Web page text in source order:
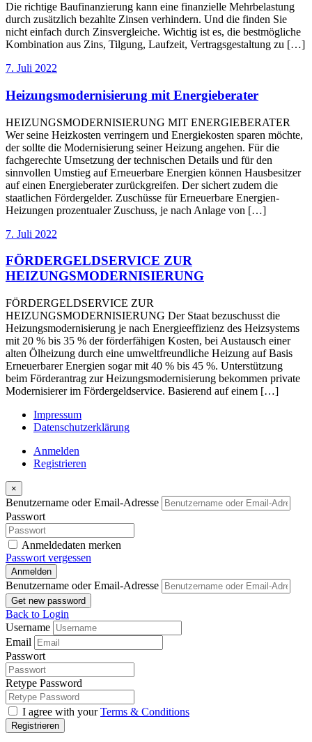
Die richtige Baufinanzierung kann eine finanzielle Mehrbelastung
durch zusätzlich bezahlte Zinsen verhindern. Und die finden Sie
nicht einfach durch Zinsvergleiche. Wichtig ist es, die bestmögliche
Kombination aus Zins, Tilgung, Laufzeit, Vertragsgestaltung zu […]
7. Juli 2022
Heizungsmodernisierung mit Energieberater
HEIZUNGSMODERNISIERUNG MIT ENERGIEBERATER
Wer seine Heizkosten verringern und Energiekosten sparen möchte,
der sollte die Modernisierung seiner Heizung angehen. Für die
fachgerechte Umsetzung der technischen Details und für den
sinnvollen Umstieg auf Erneuerbare Energien können Hausbesitzer
auf einen Energieberater zurückgreifen. Der sichert zudem die
staatlichen Fördergelder. Zuschüsse für Erneuerbare Energien-
Heizungen prozentualer Zuschuss, je nach Anlage von […]
7. Juli 2022
FÖRDERGELDSERVICE ZUR
HEIZUNGSMODERNISIERUNG
FÖRDERGELDSERVICE ZUR
HEIZUNGSMODERNISIERUNG Der Staat bezuschusst die
Heizungsmodernisierung je nach Energieeffizienz des Heizsystems
mit 20 % bis 35 % der förderfähigen Kosten, bei Austausch einer
alten Ölheizung durch eine umweltfreundliche Heizung auf Basis
Erneuerbarer Energien sogar mit 40 % bis 45 %. Unterstützung
beim Förderantrag zur Heizungsmodernisierung bekommen private
Modernisierer im Fördergeldservice. Basierend auf einem […]
Impressum
Datenschutzerklärung
Anmelden
Registrieren
×
Benutzername oder Email-Adresse
Passwort
Anmeldedaten merken
Passwort vergessen
Anmelden
Benutzername oder Email-Adresse
Get new password
Back to Login
Username
Email
Passwort
Retype Password
I agree with yourTerms & Conditions
Registrieren